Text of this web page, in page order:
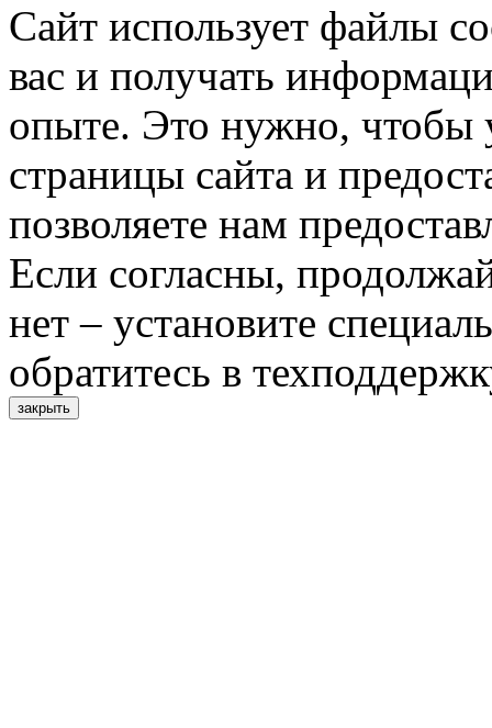
Сайт использует файлы
вас и получать
опыте. Это нужно, чтобы
страницы сайта и
позволяете нам
Если согласны,
нет – установите
обратитесь в
закрыть